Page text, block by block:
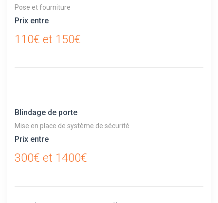
Pose et fourniture
Prix entre
110€ et 150€
Blindage de porte
Mise en place de système de sécurité
Prix entre
300€ et 1400€